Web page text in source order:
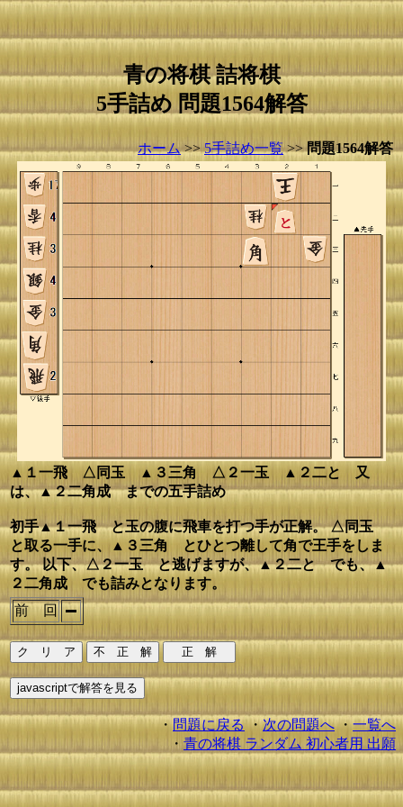
青の将棋 詰将棋
5手詰め 問題1564解答
ホーム>>5手詰め一覧>>問題1564解答
▲１一飛 △同玉 ▲３三角 △２一玉 ▲２二と 又
は、▲２二角成 までの五手詰め
初手▲１一飛 と玉の腹に飛車を打つ手が正解。 △同玉
と取る一手に、▲３三角 とひとつ離して角で王手をしま
す。 以下、△２一玉 と逃げますが、▲２二と でも、▲
２二角成 でも詰みとなります。
前 回
・問題に戻る・次の問題へ・一覧へ
・ 青の将棋 ランダム 初心者用 出願